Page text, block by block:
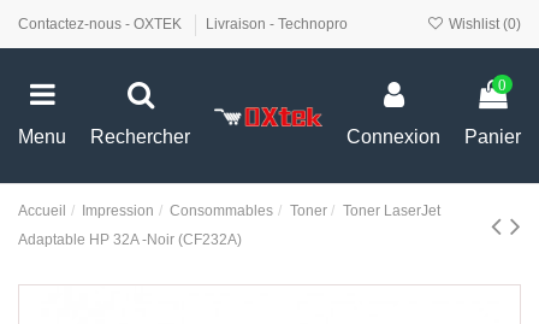
Contactez-nous - OXTEK Livraison - Technopro Wishlist (0)
Menu Rechercher Connexion
0
Panier
Accueil Impression Consommables Toner
Toner LaserJet
Adaptable HP 32A -Noir (CF232A)